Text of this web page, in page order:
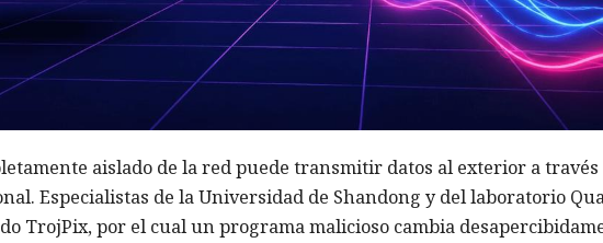
aislado de la red puede transmitir datos al exterior a través
Especialistas de la Universidad de Shandong y del laboratorio
TrojPix, por el cual un programa malicioso cambia